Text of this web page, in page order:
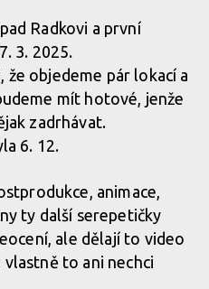
Radkovi a první
3. 2025.
že objedeme pár lokací a
mít hotové, jenže
zadrhávat.
6. 12.
animace,
ty další serepetičky
ale dělají to video
vlastně to ani nechci